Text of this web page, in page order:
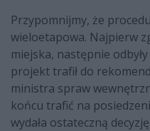
Przypomnijmy, że
wieloetapowa. Najpierw
miejska, następnie
projekt trafił do
ministra spraw
końcu trafić na
wydała ostateczną decyzję.